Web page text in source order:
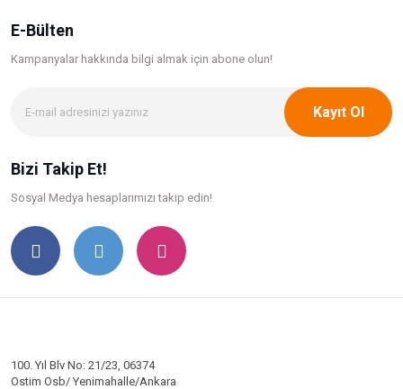
E-Bülten
Kampanyalar hakkında bilgi almak için abone olun!
Kayıt Ol
Bizi Takip Et!
Sosyal Medya hesaplarımızı takip edin!
100. Yıl Blv No: 21/23, 06374
Ostim Osb/ Yenimahalle/Ankara